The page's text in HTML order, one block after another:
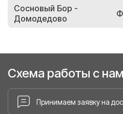
Сосновый Бор -
Домодедово
Схема работы с
Принимаем заявку на